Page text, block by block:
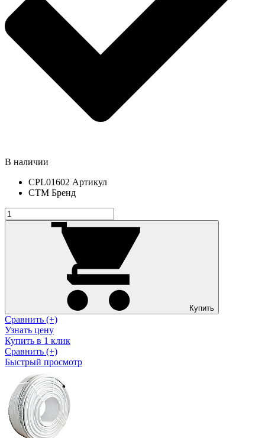
В наличии
CPL01602 Артикул
СТМ Бренд
Купить
Сравнить (+)
Узнать цену
Купить в 1 клик
Сравнить (+)
Быстрый просмотр